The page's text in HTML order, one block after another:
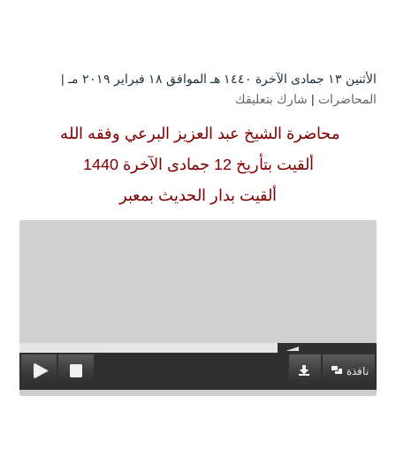
الأثنين ۱۳ جمادى الآخرة ۱٤٤۰ هـ الموافق ۱۸ فبراير ۲۰۱۹ مـ |
المحاضرات | شارك بتعليقك
محاضرة الشيخ عبد العزيز البرعي وفقه الله
ألقيت بتأريخ 12 جمادى الآخرة 1440
ألقيت بدار الحديث بمعبر
نافذة